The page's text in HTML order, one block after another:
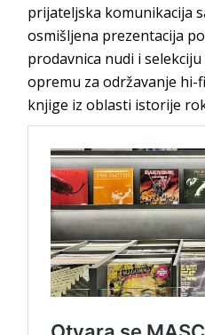
prijateljska komunikacija
osmišljena prezentacija
prodavnica nudi i
opremu za održavanje hi-
knjige iz oblasti istorije